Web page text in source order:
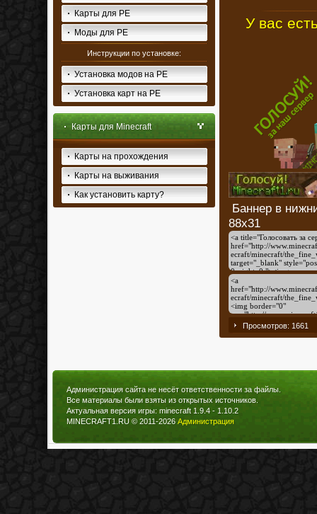
Карты для PE
Моды для PE
Инструкции по установке:
Установка модов на PE
Установка карт на PE
Карты для Minecraft
Карты на прохождения
Карты на выживания
Как установить карту?
У вас
Баннер в
88x31
Просмотров: 1661
Администрация сайта не несёт ответственности за файлы.
Все материалы были взяты из открытых источников.
Актуальная версия игры: minecraft 1.9.4 - 1.10.2
MINECRAFT1.RU © 2011-2026 Администрация